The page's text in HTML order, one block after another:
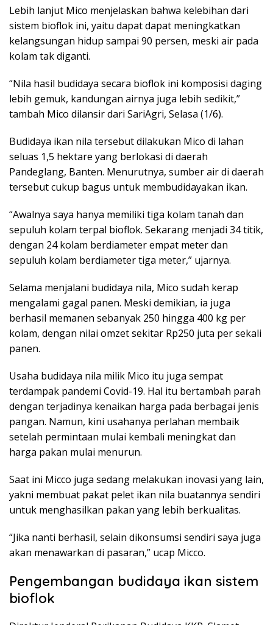
Lebih lanjut Mico menjelaskan bahwa kelebihan dari
sistem bioflok ini, yaitu dapat dapat meningkatkan
kelangsungan hidup sampai 90 persen, meski air pada
kolam tak diganti.
“Nila hasil budidaya secara bioflok ini komposisi daging
lebih gemuk, kandungan airnya juga lebih sedikit,”
tambah Mico dilansir dari SariAgri, Selasa (1/6).
Budidaya ikan nila tersebut dilakukan Mico di lahan
seluas 1,5 hektare yang berlokasi di daerah
Pandeglang, Banten. Menurutnya, sumber air di daerah
tersebut cukup bagus untuk membudidayakan ikan.
“Awalnya saya hanya memiliki tiga kolam tanah dan
sepuluh kolam terpal bioflok. Sekarang menjadi 34 titik,
dengan 24 kolam berdiameter empat meter dan
sepuluh kolam berdiameter tiga meter,” ujarnya.
Selama menjalani budidaya nila, Mico sudah kerap
mengalami gagal panen. Meski demikian, ia juga
berhasil memanen sebanyak 250 hingga 400 kg per
kolam, dengan nilai omzet sekitar Rp250 juta per sekali
panen.
Usaha budidaya nila milik Mico itu juga sempat
terdampak pandemi Covid-19. Hal itu bertambah parah
dengan terjadinya kenaikan harga pada berbagai jenis
pangan. Namun, kini usahanya perlahan membaik
setelah permintaan mulai kembali meningkat dan
harga pakan mulai menurun.
Saat ini Micco juga sedang melakukan inovasi yang lain,
yakni membuat pakat pelet ikan nila buatannya sendiri
untuk menghasilkan pakan yang lebih berkualitas.
“Jika nanti berhasil, selain dikonsumsi sendiri saya juga
akan menawarkan di pasaran,” ucap Micco.
Pengembangan budidaya ikan sistem
bioflok